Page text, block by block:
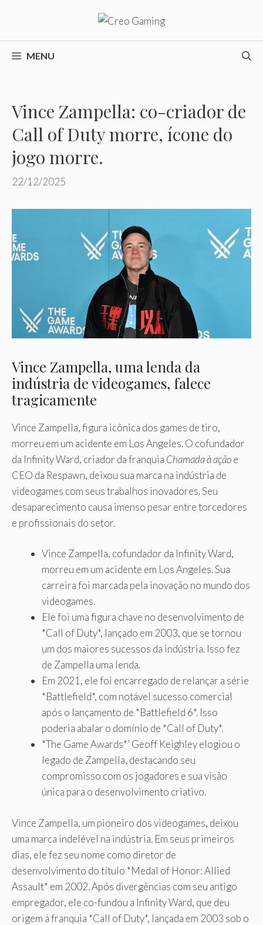
o
conteúdoMENU
Vince Zampella: co-criador de
Call of Duty morre, ícone do
jogo morre.
22/12/2025
Vince Zampella, uma lenda da
indústria de videogames, falece
tragicamente
Vince Zampella, figura icônica dos games de tiro,
morreu em um acidente em Los Angeles. O cofundador
da Infinity Ward, criador da franquia Chamada à açãoe
CEO da Respawn, deixou sua marca na indústria de
videogames com seus trabalhos inovadores. Seu
desaparecimento causa imenso pesar entre torcedores
e profissionais do setor.
Vince Zampella, cofundador da Infinity Ward,
morreu em um acidente em Los Angeles. Sua
carreira foi marcada pela inovação no mundo dos
videogames.
Ele foi uma figura chave no desenvolvimento de
*Call of Duty*, lançado em 2003, que se tornou
um dos maiores sucessos da indústria. Isso fez
de Zampella uma lenda.
Em 2021, ele foi encarregado de relançar a série
*Battlefield*, com notável sucesso comercial
após o lançamento de *Battlefield 6*. Isso
poderia abalar o domínio de *Call of Duty*.
*The Game Awards*’ Geoff Keighley elogiou o
legado de Zampella, destacando seu
compromisso com os jogadores e sua visão
única para o desenvolvimento criativo.
Vince Zampella, um pioneiro dos videogames, deixou
uma marca indelével na indústria. Em seus primeiros
dias, ele fez seu nome como diretor de
desenvolvimento do título *Medal of Honor: Allied
Assault* em 2002. Após divergências com seu antigo
empregador, ele co-fundou a Infinity Ward, que deu
origem à franquia *Call of Duty*, lançada em 2003 sob o